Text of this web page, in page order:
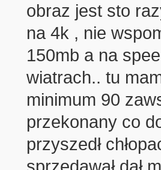
obraz jest sto
na 4k , nie
150mb a na
wiatrach.. tu
minimum 90
przekonany co
przyszedł